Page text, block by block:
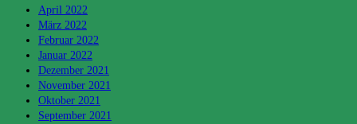
April 2022
März 2022
Februar 2022
Januar 2022
Dezember 2021
November 2021
Oktober 2021
September 2021